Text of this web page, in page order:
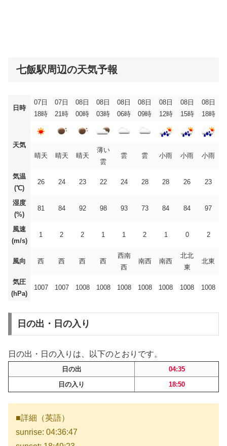
七飯駅周辺の天気予報
日時
07日
18時
07日
21時
08日
00時
08日
03時
08日
06時
08日
09時
08日
12時
08日
15時
08日
18時
天気
晴天
晴天 晴天
薄い
雲
雲 雲 小雨 小雨 小雨
気温
(℃)
26 24 23 22 24 28 28 26 23
湿度
(%)
81 84 92 98 93 73 84 84 97
風速
(m/s)
1 2 2 1 1 2 1 0 2
風向 西 西 西 西
西南
西
南西 南西
北北
東
北東
気圧
(hPa)
1007 1007 1008 1008 1008 1008 1008 1008 1008
日の出・日の入り
日の出・日の入りは、以下のとおりです。
日の出
04:35
日の入り
18:50
■詳細（英語）
sunrise: 04:36:47